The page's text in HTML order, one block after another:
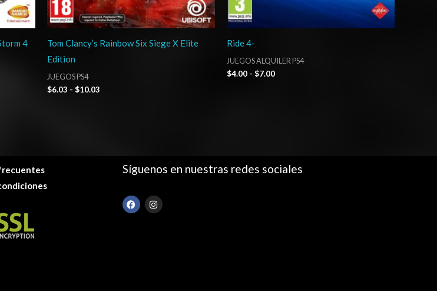
4
Tom Clancy’s Rainbow Six Siege X Elite
Edition
JUEGOS PS4
$6.03 - $10.03
Ride 4-
JUEGOS ALQUILER PS4
$4.00 - $7.00
Síguenos en nuestras redes sociales
F
a
I
n